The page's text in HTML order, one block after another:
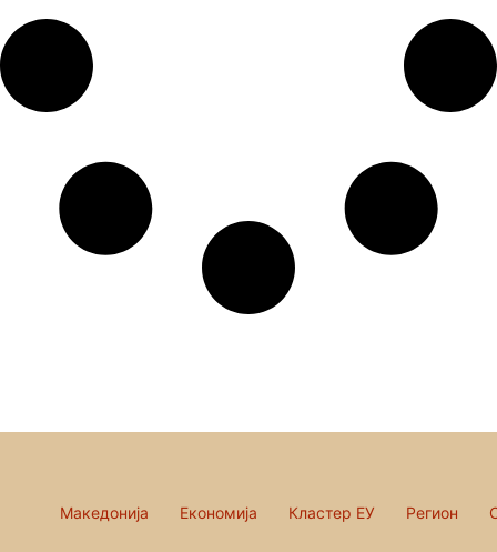
Македонија Економија Кластер ЕУ Регион